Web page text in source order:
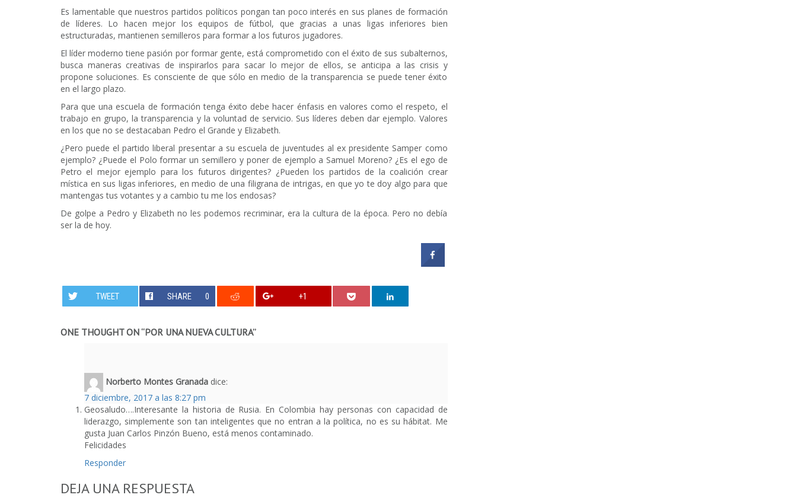
Es lamentable que nuestros partidos políticos pongan tan poco interés en sus planes de formación
de líderes. Lo hacen mejor los equipos de fútbol, que gracias a unas ligas inferiores bien
estructuradas, mantienen semilleros para formar a los futuros jugadores.
El líder moderno tiene pasión por formar gente, está comprometido con el éxito de sus subalternos,
busca maneras creativas de inspirarlos para sacar lo mejor de ellos, se anticipa a las crisis y
propone soluciones. Es consciente de que sólo en medio de la transparencia se puede tener éxito
en el largo plazo.
Para que una escuela de formación tenga éxito debe hacer énfasis en valores como el respeto, el
trabajo en grupo, la transparencia y la voluntad de servicio. Sus líderes deben dar ejemplo. Valores
en los que no se destacaban Pedro el Grande y Elizabeth.
¿Pero puede el partido liberal presentar a su escuela de juventudes al ex presidente Samper como
ejemplo? ¿Puede el Polo formar un semillero y poner de ejemplo a Samuel Moreno? ¿Es el ego de
Petro el mejor ejemplo para los futuros dirigentes? ¿Pueden los partidos de la coalición crear
mística en sus ligas inferiores, en medio de una filigrana de intrigas, en que yo te doy algo para que
mantengas tus votantes y a cambio tu me los endosas?
De golpe a Pedro y Elizabeth no les podemos recriminar, era la cultura de la época. Pero no debía
ser la de hoy.
TWEET SHARE 0 +1
ONE THOUGHT ON “POR UNA NUEVA CULTURA”
Norberto Montes Granada dice:
7 diciembre, 2017 a las 8:27 pm
Geosaludo….Interesante la historia de Rusia. En Colombia hay personas con capacidad de
liderazgo, simplemente son tan inteligentes que no entran a la política, no es su hábitat. Me
gusta Juan Carlos Pinzón Bueno, está menos contaminado.
Felicidades
Responder
DEJA UNA RESPUESTA